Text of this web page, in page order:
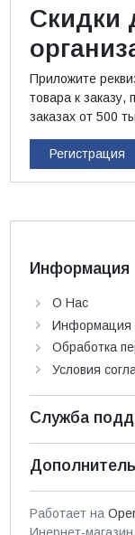
Скидки
Приложите
товара к заказу,
заказах от 500
Регистрация
Информация
О Нас
Информация
Обработка
Условия
Служба
Работает на